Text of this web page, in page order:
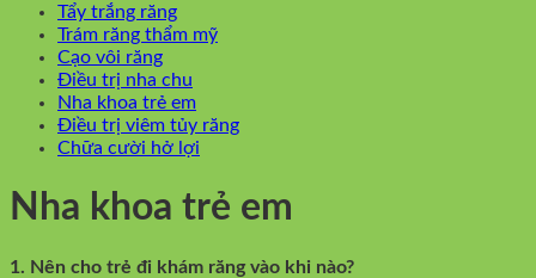
Tẩy trắng răng
Trám răng thẩm mỹ
Cạo vôi răng
Điều trị nha chu
Nha khoa trẻ em
Điều trị viêm tủy răng
Chữa cười hở lợi
Nha khoa trẻ em
1. Nên cho trẻ đi khám răng vào khi nào?